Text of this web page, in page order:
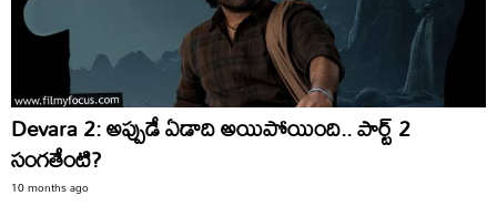
Devara 2: అప్పుడే ఏడాది అయిపోయింది.. పార్ట్ 2
సంగతేంటి?
10 months ago